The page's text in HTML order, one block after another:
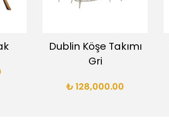
Dublin Köşe Takımı
Gri
₺ 128,000.00